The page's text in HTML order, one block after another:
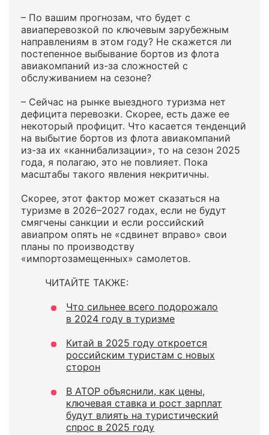
– По вашим прогнозам, что будет с
авиаперевозкой по ключевым зарубежным
направлениям в этом году? Не скажется ли
постепенное выбывание бортов из флота
авиакомпаний из-за сложностей с
обслуживанием на сезоне?
– Сейчас на рынке выездного туризма нет
дефицита перевозки. Скорее, есть даже ее
некоторый профицит. Что касается тенденций
на выбытие бортов из флота авиакомпаний
из-за их «каннибализации», то на сезон 2025
года, я полагаю, это не повлияет. Пока
масштабы такого явления некритичны.
Скорее, этот фактор может сказаться на
туризме в 2026–2027 годах, если не будут
смягчены санкции и если российский
авиапром опять не «сдвинет вправо» свои
планы по производству
«импортозамещенных» самолетов.
ЧИТАЙТЕ ТАКЖЕ:
Что сильнее всего подорожало
в 2024 году в туризме
Китай в 2025 году откроется
российским туристам с новых
сторон
В АТОР объяснили, как цены,
ключевая ставка и рост зарплат
будут влиять на туристический
спрос в 2025 году